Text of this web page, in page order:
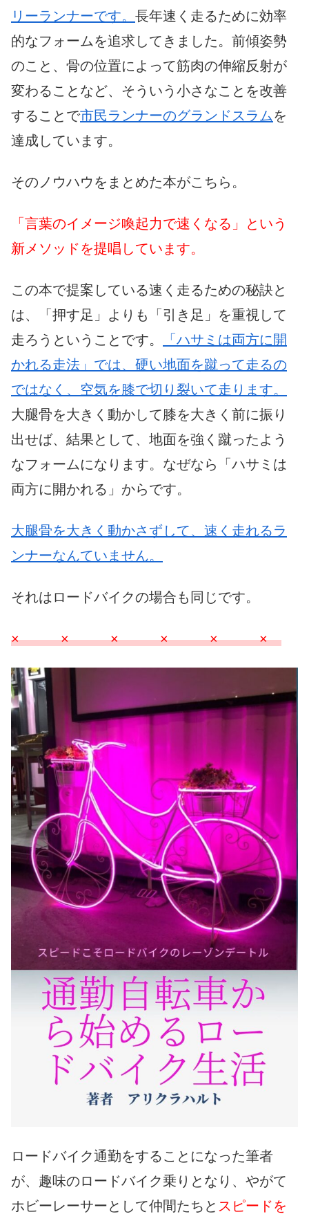
リーランナーです。 長年速く走るために効率
的なフォームを追求してきました。前傾姿勢
のこと、骨の位置によって筋肉の伸縮反射が
変わることなど、そういう小さなことを改善
することで市民ランナーのグランドスラムを
達成しています。
そのノウハウをまとめた本がこちら。
「言葉のイメージ喚起力で速くなる」という
新メソッドを提唱しています。
この本で提案している速く走るための秘訣と
は、「押す足」よりも「引き足」を重視して
走ろうということです。
「ハサミは両方に開
かれる走法」では、硬い地面を蹴って走るの
ではなく、空気を膝で切り裂いて走ります。
大腿骨を大きく動かして膝を大きく前に振り
出せば、結果として、地面を強く蹴ったよう
なフォームになります。なぜなら「ハサミは
両方に開かれる」からです。
大腿骨を大きく動かさずして、速く走れるラ
ンナーなんていません。
それはロードバイクの場合も同じです。
× × × × × ×
ロードバイク通勤をすることになった筆者
が、趣味のロードバイク乗りとなり、やがて
ホビーレーサーとして仲間たちと スピードを